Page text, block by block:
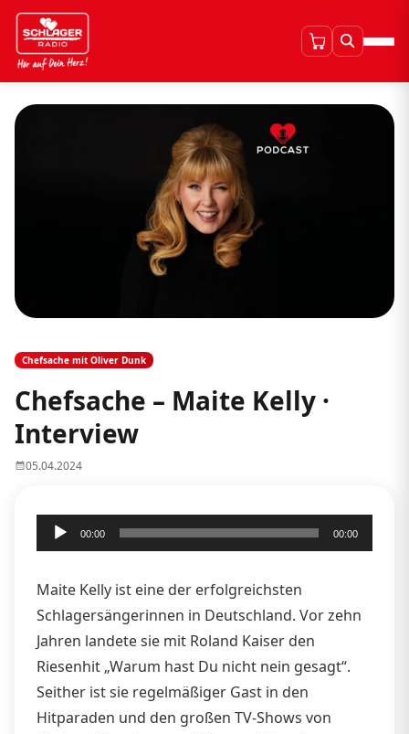
Chefsache mit Oliver Dunk
Chefsache – Maite Kelly ·
Interview
05.04.2024
Audio-
Player
00:00 00:00
Maite Kelly ist eine der erfolgreichsten
Schlagersängerinnen in Deutschland. Vor zehn
Jahren landete sie mit Roland Kaiser den
Riesenhit „Warum hast Du nicht nein gesagt“.
Seither ist sie regelmäßiger Gast in den
Hitparaden und den großen TV-Shows von